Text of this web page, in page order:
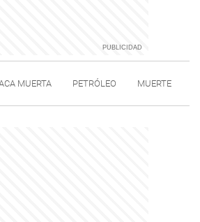
MUERTA PETRÓLEO MUERTE